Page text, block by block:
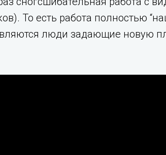
То есть работа полностью
люди задающие новую